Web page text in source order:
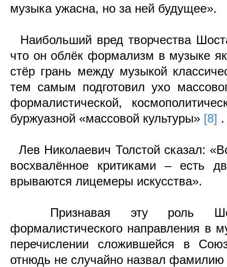
музыка ужасна, но за ней будущее».
Наибольший вред творчества
что он облёк формализм в музыке
стёр грань между музыкой
тем самым подготовил ухо
формалистической,
буржуазной «массовой культуры» [8] .
Лев Николаевич Толстой сказал:
восхвалённое критиками – есть
врываются лицемеры искусства».
Признавая эту роль
формалистического направления в
перечислении сложившейся в
отнюдь не случайно назвал